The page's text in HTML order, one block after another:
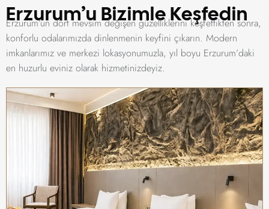
Erzurum’u Bizimle Keşfedin
Erzurum’un dört mevsim değişen güzelliklerini keşfettikten sonra,
konforlu odalarımızda dinlenmenin keyfini çıkarın. Modern
imkanlarımız ve merkezi lokasyonumuzla, yıl boyu Erzurum’daki
en huzurlu eviniz olarak hizmetinizdeyiz.